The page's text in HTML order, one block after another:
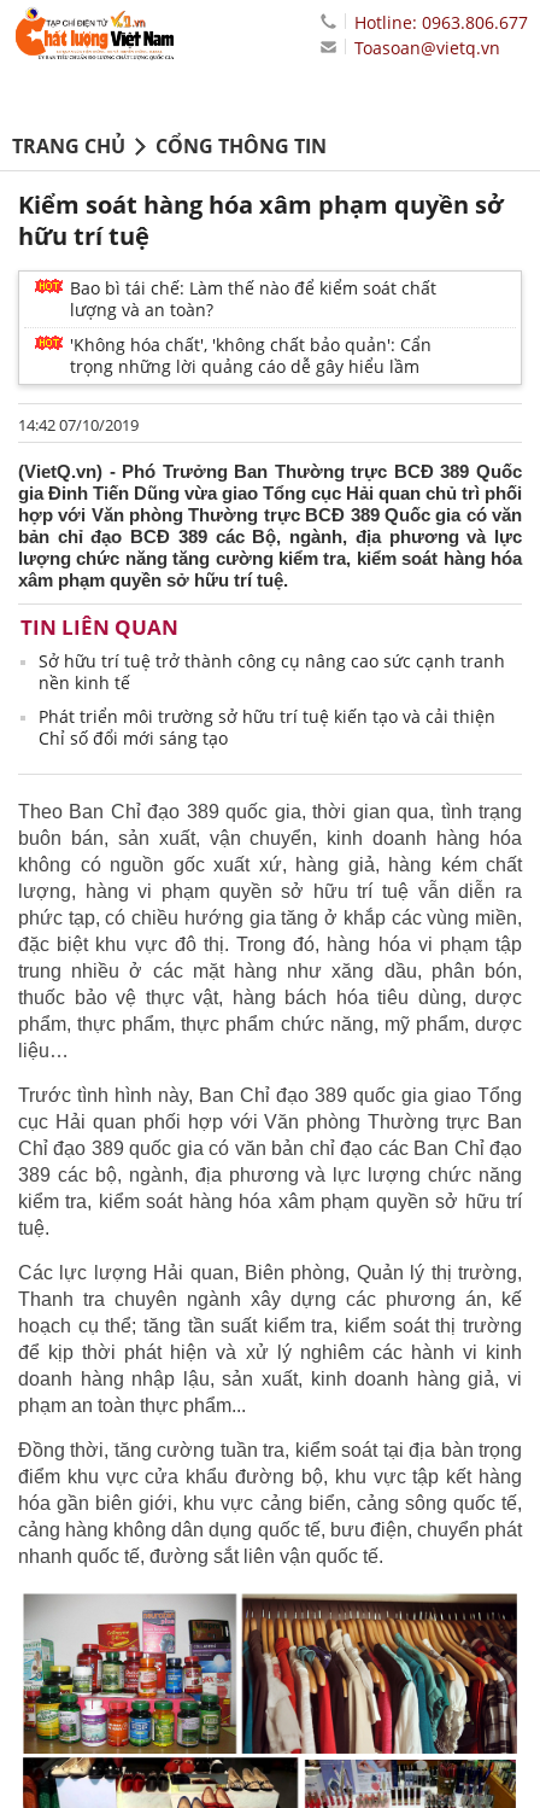
Hotline: 0963.806.677
Toasoan@vietq.vn
TRANG CHỦ CỔNG THÔNG TIN
Kiểm soát hàng hóa xâm phạm quyền sở
hữu trí tuệ
Bao bì tái chế: Làm thế nào để kiểm soát chất
lượng và an toàn?
'Không hóa chất', 'không chất bảo quản': Cẩn
trọng những lời quảng cáo dễ gây hiểu lầm
14:42 07/10/2019
(VietQ.vn) - Phó Trưởng Ban Thường trực BCĐ 389 Quốc
gia Đinh Tiến Dũng vừa giao Tổng cục Hải quan chủ trì phối
hợp với Văn phòng Thường trực BCĐ 389 Quốc gia có văn
bản chỉ đạo BCĐ 389 các Bộ, ngành, địa phương và lực
lượng chức năng tăng cường kiểm tra, kiểm soát hàng hóa
xâm phạm quyền sở hữu trí tuệ.
TIN LIÊN QUAN
Sở hữu trí tuệ trở thành công cụ nâng cao sức cạnh tranh
nền kinh tế
Phát triển môi trường sở hữu trí tuệ kiến tạo và cải thiện
Chỉ số đổi mới sáng tạo
Theo Ban Chỉ đạo 389 quốc gia, thời gian qua, tình trạng
buôn bán, sản xuất, vận chuyển, kinh doanh hàng hóa
không có nguồn gốc xuất xứ, hàng giả, hàng kém chất
lượng, hàng vi phạm quyền sở hữu trí tuệ vẫn diễn ra
phức tạp, có chiều hướng gia tăng ở khắp các vùng miền,
đặc biệt khu vực đô thị. Trong đó, hàng hóa vi phạm tập
trung nhiều ở các mặt hàng như xăng dầu, phân bón,
thuốc bảo vệ thực vật, hàng bách hóa tiêu dùng, dược
phẩm, thực phẩm, thực phẩm chức năng, mỹ phẩm, dược
liệu…
Trước tình hình này, Ban Chỉ đạo 389 quốc gia giao Tổng
cục Hải quan phối hợp với Văn phòng Thường trực Ban
Chỉ đạo 389 quốc gia có văn bản chỉ đạo các Ban Chỉ đạo
389 các bộ, ngành, địa phương và lực lượng chức năng
kiểm tra, kiểm soát hàng hóa xâm phạm quyền sở hữu trí
tuệ.
Các lực lượng Hải quan, Biên phòng, Quản lý thị trường,
Thanh tra chuyên ngành xây dựng các phương án, kế
hoạch cụ thể; tăng tần suất kiểm tra, kiểm soát thị trường
để kịp thời phát hiện và xử lý nghiêm các hành vi kinh
doanh hàng nhập lậu, sản xuất, kinh doanh hàng giả, vi
phạm an toàn thực phẩm...
Đồng thời, tăng cường tuần tra, kiểm soát tại địa bàn trọng
điểm khu vực cửa khẩu đường bộ, khu vực tập kết hàng
hóa gần biên giới, khu vực cảng biển, cảng sông quốc tế,
cảng hàng không dân dụng quốc tế, bưu điện, chuyển phát
nhanh quốc tế, đường sắt liên vận quốc tế.